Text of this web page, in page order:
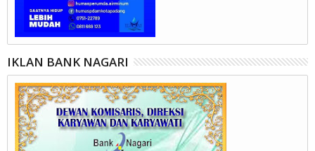
IKLAN BANK NAGARI